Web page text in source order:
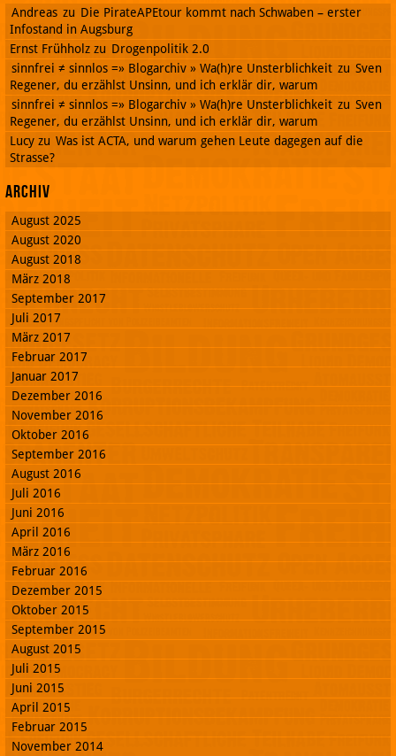
Andreas zu Die PirateAPEtour kommt nach Schwaben – erster
Infostand in Augsburg
Ernst Frühholz zu Drogenpolitik 2.0
sinnfrei ≠ sinnlos =» Blogarchiv » Wa(h)re Unsterblichkeit zu Sven
Regener, du erzählst Unsinn, und ich erklär dir, warum
sinnfrei ≠ sinnlos =» Blogarchiv » Wa(h)re Unsterblichkeit zu Sven
Regener, du erzählst Unsinn, und ich erklär dir, warum
Lucy zu Was ist ACTA, und warum gehen Leute dagegen auf die
Strasse?
Archiv
August 2025
August 2020
August 2018
März 2018
September 2017
Juli 2017
März 2017
Februar 2017
Januar 2017
Dezember 2016
November 2016
Oktober 2016
September 2016
August 2016
Juli 2016
Juni 2016
April 2016
März 2016
Februar 2016
Dezember 2015
Oktober 2015
September 2015
August 2015
Juli 2015
Juni 2015
April 2015
Februar 2015
November 2014